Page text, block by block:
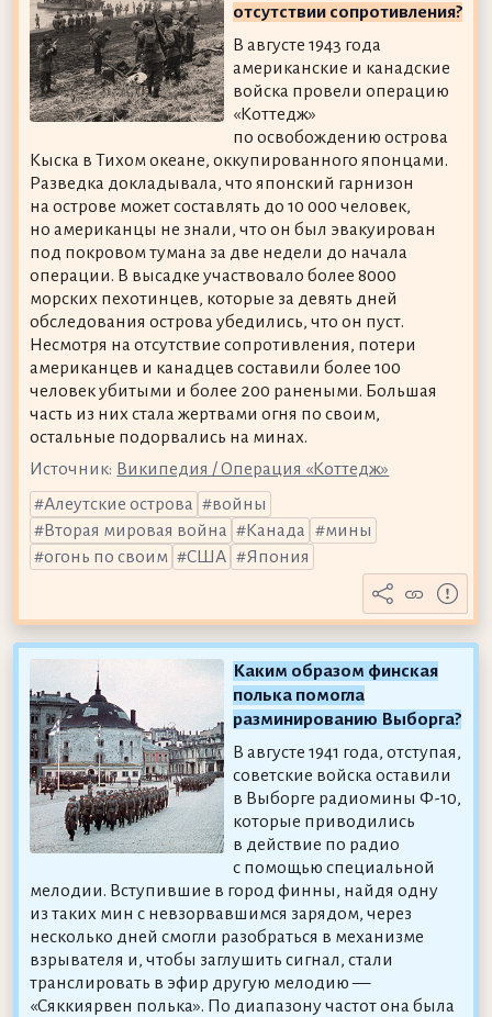
отсутствии сопротивления?
В августе 1943 года
американские и канадские
войска провели операцию
«Коттедж»
по освобождению острова
Кыска в Тихом океане, оккупированного японцами.
Разведка докладывала, что японский гарнизон
на острове может составлять до 10 000 человек,
но американцы не знали, что он был эвакуирован
под покровом тумана за две недели до начала
операции. В высадке участвовало более 8000
морских пехотинцев, которые за девять дней
обследования острова убедились, что он пуст.
Несмотря на отсутствие сопротивления, потери
американцев и канадцев составили более 100
человек убитыми и более 200 ранеными. Большая
часть из них стала жертвами огня по своим,
остальные подорвались на минах.
Источник: Википедия / Операция «Коттедж»
Алеутские острова
войны
Вторая мировая война
Канада
мины
огонь по своим
США Япония
Каким образом финская
полька помогла
разминированию Выборга?
В августе 1941 года, отступая,
советские войска оставили
в Выборге радиомины Ф-10,
которые приводились
в действие по радио
с помощью специальной
мелодии. Вступившие в город финны, найдя одну
из таких мин с невзорвавшимся зарядом, через
несколько дней смогли разобраться в механизме
взрывателя и, чтобы заглушить сигнал, стали
транслировать в эфир другую мелодию —
«Сяккиярвен полька». По диапазону частот она была